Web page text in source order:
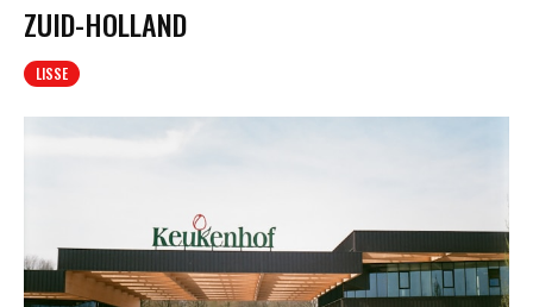
ZUID-HOLLAND
LISSE